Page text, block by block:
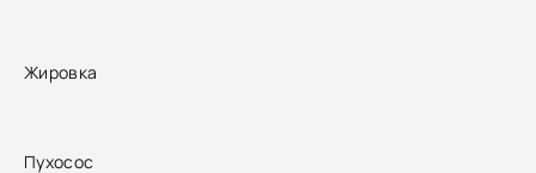
Жировка
Пухосос